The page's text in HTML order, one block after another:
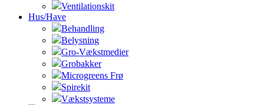
Ventilationskit
Hus/Have
Behandling
Belysning
Gro-Vækstmedier
Grobakker
Microgreens Frø
Spirekit
Vækstsysteme